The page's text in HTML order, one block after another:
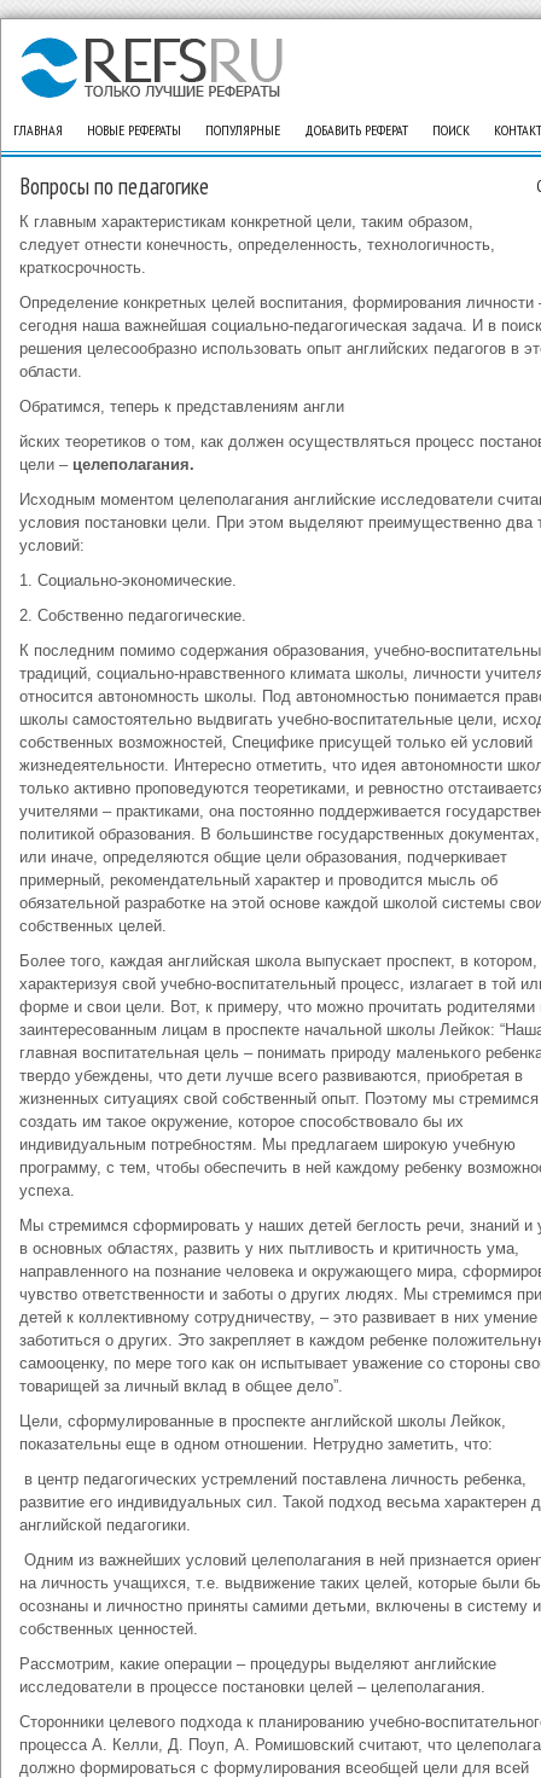
ГЛАВНАЯ НОВЫЕ РЕФЕРАТЫ ПОПУЛЯРНЫЕ ДОБАВИТЬ РЕФЕРАТ ПОИСК
Вопросы по педагогике
К главным характеристикам конкретной цели, таким образом,
следует отнести конечность, определенность, технологичность,
краткосрочность.
Определение конкретных целей воспитания, формирования личности
сегодня наша важнейшая социально-педагогическая задача. И в
решения целесообразно использовать опыт английских педагогов в
области.
Обратимся, теперь к представлениям англи
йских теоретиков о том, как должен осуществляться процесс
цели – целеполагания.
Исходным моментом целеполагания английские исследователи
условия постановки цели. При этом выделяют преимущественно два
условий:
1. Социально-экономические.
2. Собственно педагогические.
К последним помимо содержания образования, учебно-
традиций, социально-нравственного климата школы, личности
относится автономность школы. Под автономностью понимается
школы самостоятельно выдвигать учебно-воспитательные цели,
собственных возможностей, Специфике присущей только ей условий
жизнедеятельности. Интересно отметить, что идея автономности
только активно проповедуются теоретиками, и ревностно
учителями – практиками, она постоянно поддерживается
политикой образования. В большинстве государственных документах,
или иначе, определяются общие цели образования, подчеркивает
примерный, рекомендательный характер и проводится мысль об
обязательной разработке на этой основе каждой школой системы
собственных целей.
Более того, каждая английская школа выпускает проспект, в котором,
характеризуя свой учебно-воспитательный процесс, излагает в той
форме и свои цели. Вот, к примеру, что можно прочитать родителями
заинтересованным лицам в проспекте начальной школы Лейкок:
главная воспитательная цель – понимать природу маленького
твердо убеждены, что дети лучше всего развиваются, приобретая в
жизненных ситуациях свой собственный опыт. Поэтому мы стремимся
создать им такое окружение, которое способствовало бы их
индивидуальным потребностям. Мы предлагаем широкую учебную
программу, с тем, чтобы обеспечить в ней каждому ребенку
успеха.
Мы стремимся сформировать у наших детей беглость речи, знаний и
в основных областях, развить у них пытливость и критичность ума,
направленного на познание человека и окружающего мира,
чувство ответственности и заботы о других людях. Мы стремимся
детей к коллективному сотрудничеству, – это развивает в них умение
заботиться о других. Это закрепляет в каждом ребенке
самооценку, по мере того как он испытывает уважение со стороны
товарищей за личный вклад в общее дело”.
Цели, сформулированные в проспекте английской школы Лейкок,
показательны еще в одном отношении. Нетрудно заметить, что:
­ в центр педагогических устремлений поставлена личность ребенка,
развитие его индивидуальных сил. Такой подход весьма характерен
английской педагогики.
Одним из важнейших условий целеполагания в ней признается
на личность учащихся, т.е. выдвижение таких целей, которые были
осознаны и личностно приняты самими детьми, включены в систему
собственных ценностей.
Рассмотрим, какие операции – процедуры выделяют английские
исследователи в процессе постановки целей – целеполагания.
Сторонники целевого подхода к планированию учебно-
процесса А. Келли, Д. Поуп, А. Ромишовский считают, что
должно формироваться с формулирования всеобщей цели для всей